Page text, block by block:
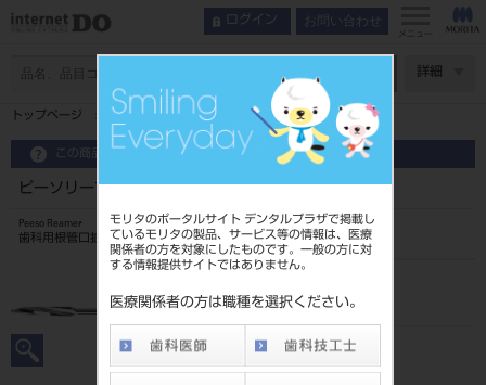
モリタのポータルサイト デンタルプラザで掲載し
ているモリタの製品、サービス等の情報は、医療
関係者の方を対象にしたものです。一般の方に対
する情報提供サイトではありません。
医療関係者の方は職種を選択ください。
ログイン お問い合わせ
メニュー
詳細
トップページ ピーソリーマ 38mm 6入 ＃5
この商品に関するお問い合わせ
ピーソリーマ 38mm 6入 ＃5
Peeso Reamer
歯科用根管口拡大ドリル
2023904625
JAN/EANコード